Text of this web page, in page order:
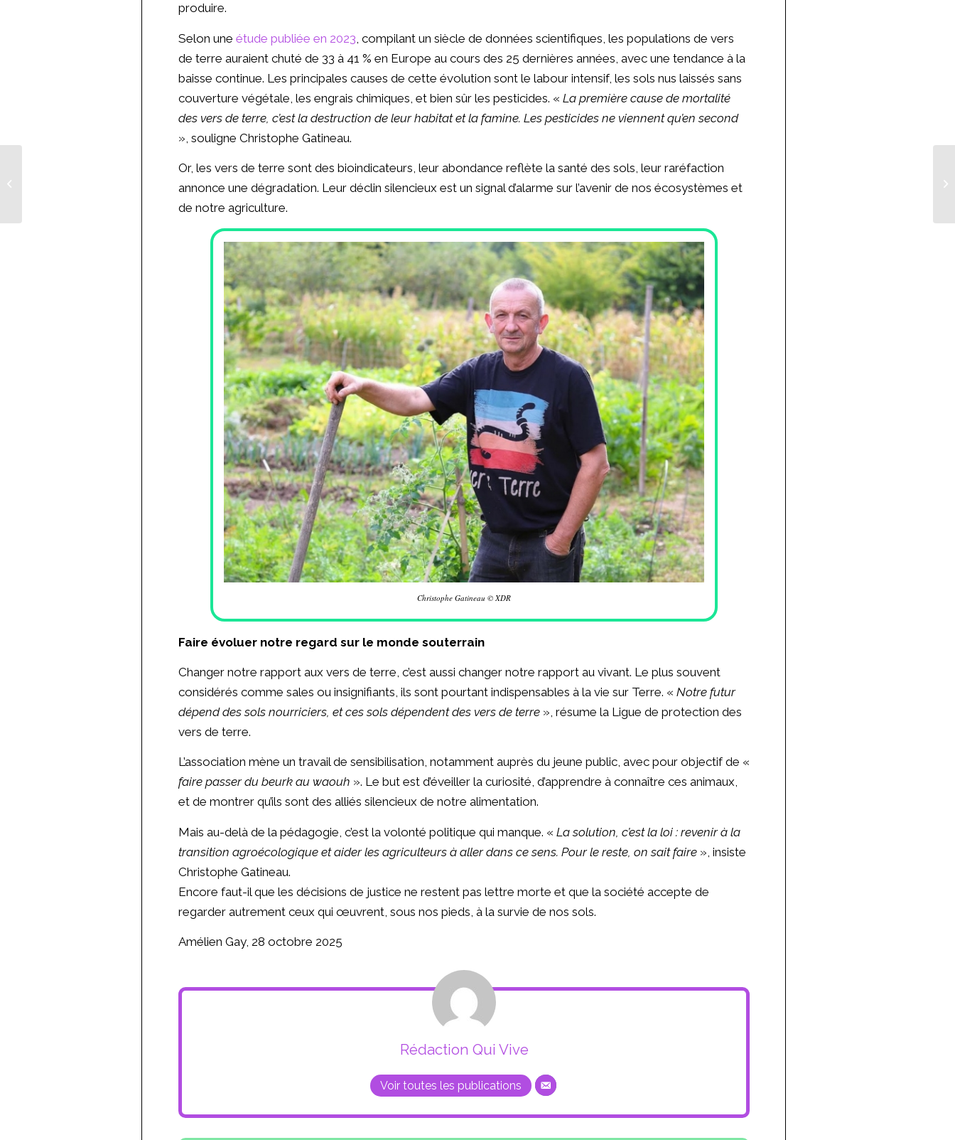
produire.
Selon une étude publiée en 2023 , compilant un siècle de données scientifiques, les populations de vers
de terre auraient chuté de 33 à 41 % en Europe au cours des 25 dernières années, avec une tendance à la
baisse continue. Les principales causes de cette évolution sont le labour intensif, les sols nus laissés sans
couverture végétale, les engrais chimiques, et bien sûr les pesticides. « La première cause de mortalité
des vers de terre, c’est la destruction de leur habitat et la famine. Les pesticides ne viennent qu’en second
», souligne Christophe Gatineau.
Or, les vers de terre sont des bioindicateurs, leur abondance reflète la santé des sols, leur raréfaction
annonce une dégradation. Leur déclin silencieux est un signal d’alarme sur l’avenir de nos écosystèmes et
de notre agriculture.
Christophe Gatineau © XDR
Faire évoluer notre regard sur le monde souterrain
Changer notre rapport aux vers de terre, c’est aussi changer notre rapport au vivant. Le plus souvent
considérés comme sales ou insignifiants, ils sont pourtant indispensables à la vie sur Terre. « Notre futur
dépend des sols nourriciers, et ces sols dépendent des vers de terre », résume la Ligue de protection des
vers de terre.
L’association mène un travail de sensibilisation, notamment auprès du jeune public, avec pour objectif de «
faire passer du beurk au waouh ». Le but est d’éveiller la curiosité, d’apprendre à connaître ces animaux,
et de montrer qu’ils sont des alliés silencieux de notre alimentation.
Mais au-delà de la pédagogie, c’est la volonté politique qui manque. « La solution, c’est la loi : revenir à la
transition agroécologique et aider les agriculteurs à aller dans ce sens. Pour le reste, on sait faire », insiste
Christophe Gatineau.
Encore faut-il que les décisions de justice ne restent pas lettre morte et que la société accepte de
regarder autrement ceux qui œuvrent, sous nos pieds, à la survie de nos sols.
Amélien Gay, 28 octobre 2025
Rédaction Qui Vive
Voir toutes les publications